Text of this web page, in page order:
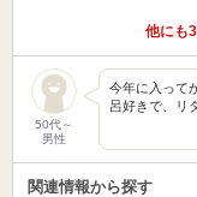
他にも
50代～
男性
今年に入って
呂好きで、リ
関連情報から探す